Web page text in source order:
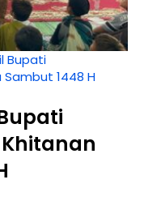
Bupati
1448 H